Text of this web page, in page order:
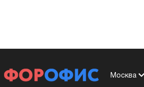
Москва